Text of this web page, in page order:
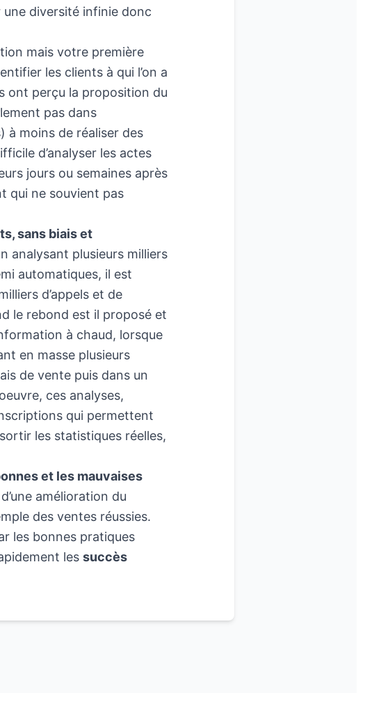
diversité infinie donc
mais votre première
les clients à qui l’on a
ont perçu la proposition du
pas dans
à moins de réaliser des
d’analyser les actes
jours ou semaines après
qui ne souvient pas
sans biais et
analysant plusieurs milliers
automatiques, il est
d’appels et de
le rebond est il proposé et
à chaud, lorsque
en masse plusieurs
de vente puis dans un
ces analyses,
qui permettent
les statistiques réelles,
et les mauvaises
amélioration du
des ventes réussies.
les bonnes pratiques
les succès